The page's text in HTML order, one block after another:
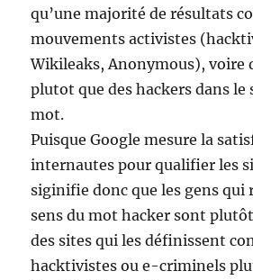
qu’une majorité de résultats
mouvements activistes
Wikileaks, Anonymous), voire
plutot que des hackers dans le
mot.
Puisque Google mesure la
internautes pour qualifier les
siginifie donc que les gens qui
sens du mot hacker sont
des sites qui les définissent
hacktivistes ou e-criminels